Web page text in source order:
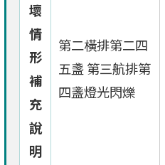
壞
情
形
補
充
說
明
第二橫排第二四
五盞 第三航排第
四盞燈光閃爍